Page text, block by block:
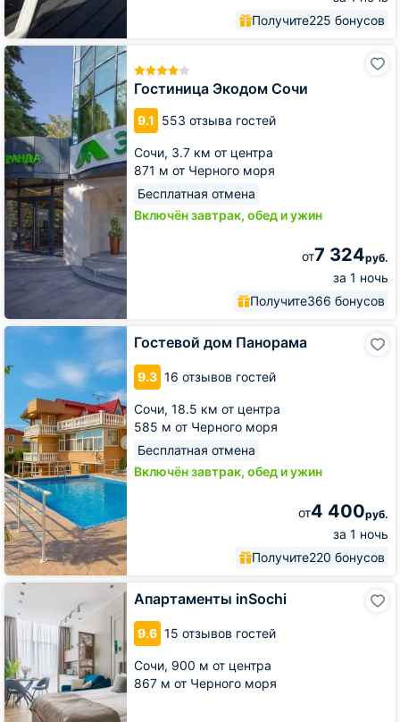
Получите225 бонусов
Гостиница Экодом Сочи
9.1 553 отзыва гостей
Сочи, 3.7 км от центра
871 м от Черного моря
Бесплатная отмена
Включён завтрак, обед и ужин
от7 324руб.
за 1 ночь
Получите366 бонусов
Гостиница
Экодом
Сочи
Гостевой дом Панорама
9.3 16 отзывов гостей
Сочи, 18.5 км от центра
585 м от Черного моря
Бесплатная отмена
Включён завтрак, обед и ужин
от4 400руб.
за 1 ночь
Получите220 бонусов
Гостевой
Панорама
Апартаменты inSochi
9.6 15 отзывов гостей
Сочи, 900 м от центра
867 м от Черного моря
Апартаменты
inSochi